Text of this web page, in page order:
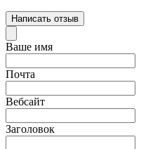
Написать отзыв
Ваше имя
Почта
Вебсайт
Заголовок